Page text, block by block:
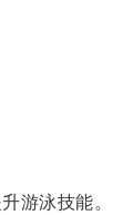
游泳技能。